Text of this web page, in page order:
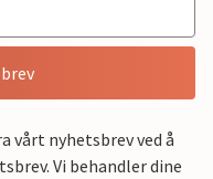
vårt nyhetsbrev ved å
Vi behandler dine